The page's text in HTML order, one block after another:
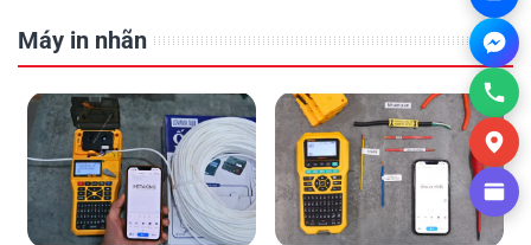
Máy in nhãn